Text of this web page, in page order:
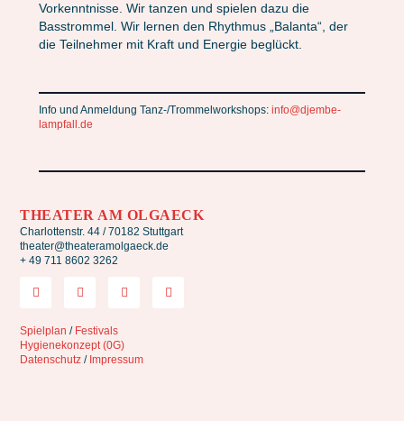
Vorkenntnisse. Wir tanzen und spielen dazu die
Basstrommel. Wir lernen den Rhythmus „Balanta“, der
die Teilnehmer mit Kraft und Energie beglückt.
Info und Anmeldung Tanz-/Trommelworkshops:info@djembe-
lampfall.de
THEATER AM OLGAECK
Charlottenstr. 44 / 70182 Stuttgart
theater@theateramolgaeck.de
+ 49 711 8602 3262
Spielplan / Festivals
Hygienekonzept (0G)
Datenschutz / Impressum